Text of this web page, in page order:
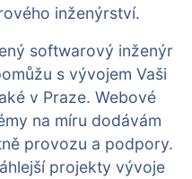
inženýrství.
softwarový inženýr
s vývojem Vaši
v Praze. Webové
na míru dodávám
provozu a podpory.
projekty vývoje